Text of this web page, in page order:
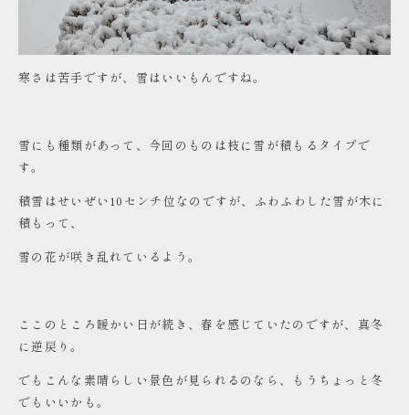
寒さは苦手ですが、雪はいいもんですね。
雪にも種類があって、今回のものは枝に雪が積もるタイプで
す。
積雪はせいぜい10センチ位なのですが、ふわふわした雪が木に
積もって、
雪の花が咲き乱れているよう。
ここのところ暖かい日が続き、春を感じていたのですが、真冬
に逆戻り。
でもこんな素晴らしい景色が見られるのなら、もうちょっと冬
でもいいかも。